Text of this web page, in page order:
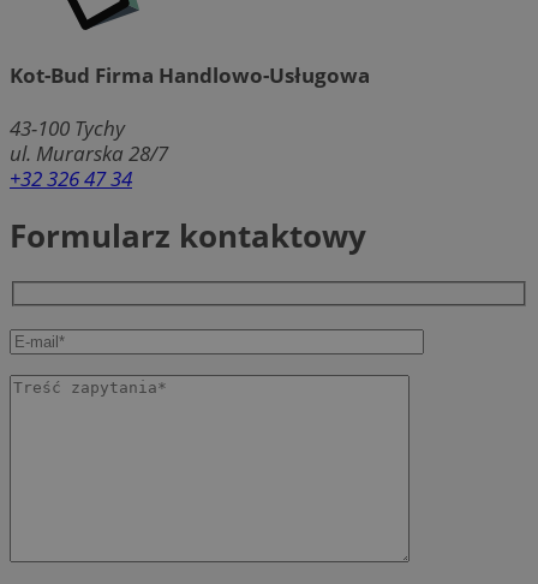
Kot-Bud Firma Handlowo-Usługowa
43-100 Tychy
ul. Murarska 28/7
+32 326 47 34
Formularz kontaktowy